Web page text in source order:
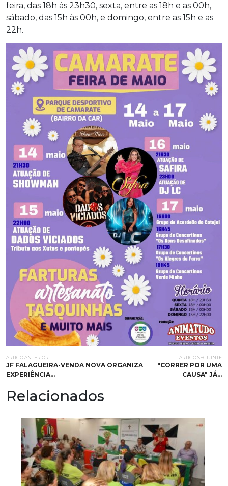
feira, das 18h às 23h30, sexta, entre as 18h e as 00h,
sábado, das 15h às 00h, e domingo, entre as 15h e as
22h.
ARTIGO ANTERIOR
JF FALAGUEIRA-VENDA NOVA ORGANIZA
EXPERIÊNCIA…
ARTIGO SEGUINTE
"CORRER POR UMA
CAUSA" JÁ…
Relacionados